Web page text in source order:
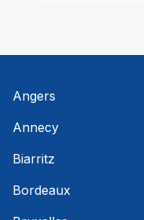
Angers
Annecy
Biarritz
Bordeaux